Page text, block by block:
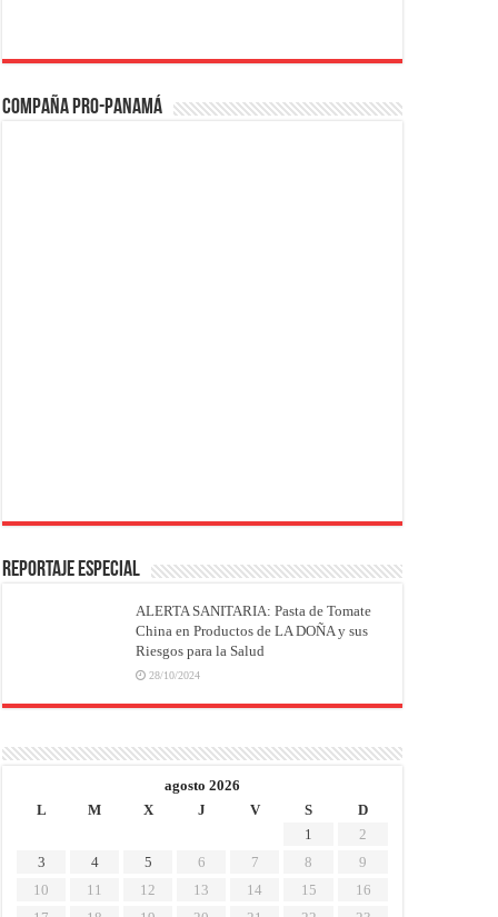
Compaña PRO-Panamá
REPORTAJE ESPECIAL
ALERTA SANITARIA: Pasta de Tomate
China en Productos de LA DOÑA y sus
Riesgos para la Salud
28/10/2024
agosto 2026
L
M X J V S
D
1
2
3
4 5 6 7 8
9
10
11 12 13 14 15
16